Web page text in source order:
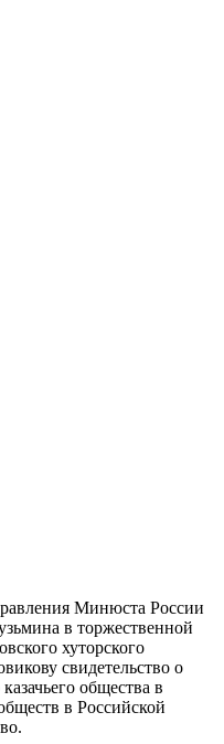
Минюста России
в торжественной
хуторского
свидетельство о
общества в
в Российской